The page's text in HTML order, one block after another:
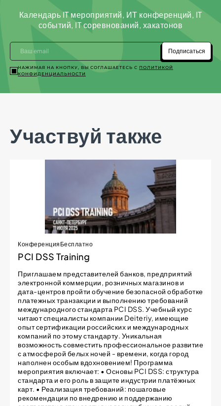
Календарь IT мероприятий, ИТ конференций, IT
событий, IT соревнований, хакатонов
Подписаться
НАЖИМАЯ НА КНОПКУ, ВЫ СОГЛАШАЕТЕСЬ С ПОЛИТИКОЙ
КОНФИДЕНЦИАЛЬНОСТИ
Участвуй также
Конференция Бесплатно
PCI DSS Training
Приглашаем представителей банков, предприятий
электронной коммерции, розничных магазинов и
дата-центров пройти обучение безопасной обработке
платежных транзакции и выполнению требований
международного стандарта PCI DSS. Учебный курс
читают специалисты компании Deiteriy, имеющие
опыт сертификации российских и международных
компаний по этому стандарту. Уникальная
возможность совместить профессиональное развитие
с атмосферой белых ночей - времени, когда город
наполнен особым вдохновением! Программа
мероприятия включает: • Основы PCI DSS: структура
стандарта и его роль в защите индустрии платёжных
карт. • Реализация требований: пошаговые
рекомендации по внедрению и поддержанию